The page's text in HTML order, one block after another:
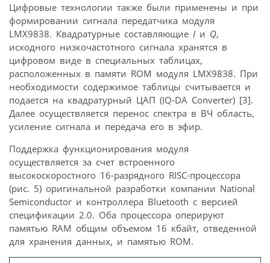
Цифровые технологии также были применены и при
формировании сигнала передатчика модуля
LMX9838. Квадратурные составляющие I и Q,
исходного низкочастотного сигнала хранятся в
цифровом виде в специальных таблицах,
расположенных в памяти ROM модуля LMX9838. При
необходимости содержимое таблицы считывается и
подается на квадратурный ЦАП (IQ-DA Converter) [3].
Далее осуществляется перенос спектра в ВЧ область,
усиление сигнала и передача его в эфир.
Поддержка функционирования модуля
осуществляется за счет встроенного
высокоскоростного 16-разрядного RISC-процессора
(рис. 5) оригинальной разработки компании National
Semiconductor и контроллера Bluetooth с версией
спецификации 2.0. Оба процессора оперируют
памятью RAM общим объемом 16 кбайт, отведенной
для хранения данных, и памятью ROM.